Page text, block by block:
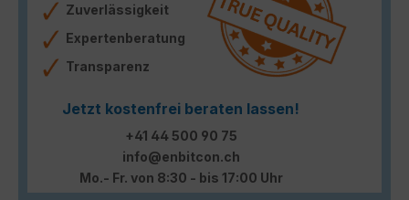
Zuverlässigkeit
Expertenberatung
Transparenz
Jetzt kostenfrei beraten lassen!
+41 44 500 90 75
info@enbitcon.ch
Mo.- Fr. von 8:30 - bis 17:00 Uhr